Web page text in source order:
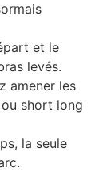
et le
levés.
amener les
short long
la seule